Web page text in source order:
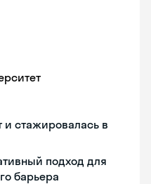
и стажировалась в
подход для
барьера